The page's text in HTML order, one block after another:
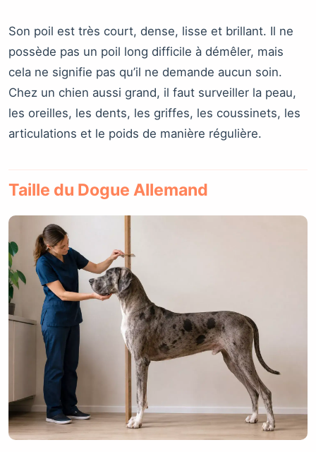
Son poil est très court, dense, lisse et brillant. Il ne
possède pas un poil long difficile à démêler, mais
cela ne signifie pas qu’il ne demande aucun soin.
Chez un chien aussi grand, il faut surveiller la peau,
les oreilles, les dents, les griffes, les coussinets, les
articulations et le poids de manière régulière.
Taille du Dogue Allemand